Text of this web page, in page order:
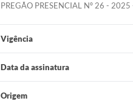
PREGÃO PRESENCIAL Nº 26 -
Vigência
Data da assinatura
Origem